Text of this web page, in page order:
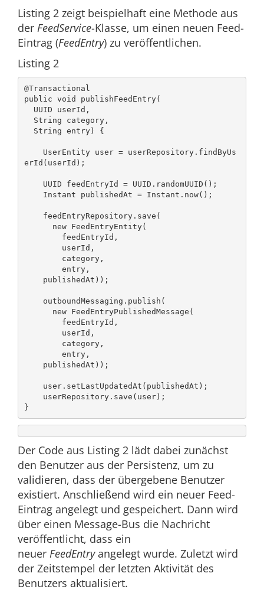
Listing 2 zeigt beispielhaft eine Methode aus
der FeedService-Klasse, um einen neuen Feed-
Eintrag (FeedEntry) zu veröffentlichen.
Listing 2
@Transactional
public void publishFeedEntry(
erId(userId);
}
Der Code aus Listing 2 lädt dabei zunächst
den Benutzer aus der Persistenz, um zu
validieren, dass der übergebene Benutzer
existiert. Anschließend wird ein neuer Feed-
Eintrag angelegt und gespeichert. Dann wird
über einen Message-Bus die Nachricht
veröffentlicht, dass ein
neuer FeedEntryangelegt wurde. Zuletzt wird
der Zeitstempel der letzten Aktivität des
Benutzers aktualisiert.